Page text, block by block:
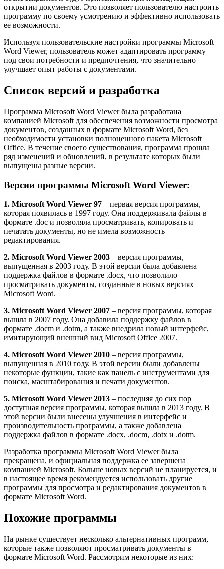
открытии документов. Это позволяет пользователю настроить
программу по своему усмотрению и эффективно использовать
ее возможности.
Используя пользовательские настройки программы Microsoft
Word Viewer, пользователь может адаптировать программу
под свои потребности и предпочтения, что значительно
улучшает опыт работы с документами.
Список версий и разработка
Программа Microsoft Word Viewer была разработана
компанией Microsoft для обеспечения возможности просмотра
документов, созданных в формате Microsoft Word, без
необходимости установки полноценного пакета Microsoft
Office. В течение своего существования, программа прошла
ряд изменений и обновлений, в результате которых были
выпущены разные версии.
Версии программы Microsoft Word Viewer:
1. Microsoft Word Viewer 97 – первая версия программы,
которая появилась в 1997 году. Она поддерживала файлы в
формате .doc и позволяла просматривать, копировать и
печатать документы, но не имела возможность
редактирования.
2. Microsoft Word Viewer 2003 – версия программы,
выпущенная в 2003 году. В этой версии была добавлена
поддержка файлов в формате .docx, что позволило
просматривать документы, созданные в новых версиях
Microsoft Word.
3. Microsoft Word Viewer 2007 – версия программы, которая
вышла в 2007 году. Она добавила поддержку файлов в
формате .docm и .dotm, а также внедрила новый интерфейс,
имитирующий внешний вид Microsoft Office 2007.
4. Microsoft Word Viewer 2010 – версия программы,
выпущенная в 2010 году. В этой версии были добавлены
некоторые функции, такие как панель с инструментами для
поиска, масштабирования и печати документов.
5. Microsoft Word Viewer 2013 – последняя до сих пор
доступная версия программы, которая вышла в 2013 году. В
этой версии были внесены улучшения в интерфейс и
производительность программы, а также добавлена
поддержка файлов в формате .docx, .docm, .dotx и .dotm.
Разработка программы Microsoft Word Viewer была
прекращена, и официальная поддержка ее завершена
компанией Microsoft. Больше новых версий не планируется, и
в настоящее время рекомендуется использовать другие
программы для просмотра и редактирования документов в
формате Microsoft Word.
Похожие программы
На рынке существует несколько альтернативных программ,
которые также позволяют просматривать документы в
формате Microsoft Word. Рассмотрим некоторые из них: